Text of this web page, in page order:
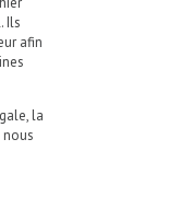
Ils
afin
la